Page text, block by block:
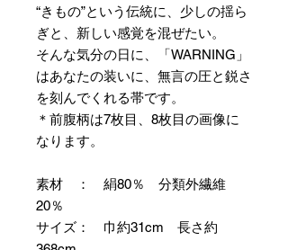
“きもの”という伝統に、少しの揺ら
ぎと、新しい感覚を混ぜたい。
そんな気分の日に、「WARNING」
はあなたの装いに、無言の圧と鋭さ
を刻んでくれる帯です。
＊前腹柄は7枚目、8枚目の画像に
なります。
素材 ： 絹80％ 分類外繊維
20％
サイズ： 巾約31cm 長さ約